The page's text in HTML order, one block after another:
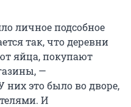
личное подсобное
так, что деревни
яйца, покупают
—
это было во дворе,
И